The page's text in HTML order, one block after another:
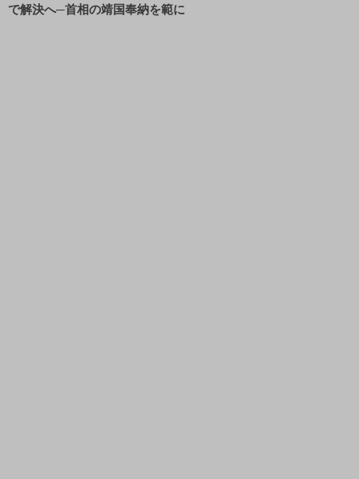
で解決へ─首相の靖国奉納を範に